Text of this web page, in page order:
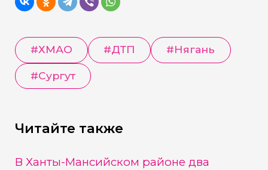
#ХМАО #ДТП #Нягань
#Сургут
Читайте также
В Ханты-Мансийском районе два